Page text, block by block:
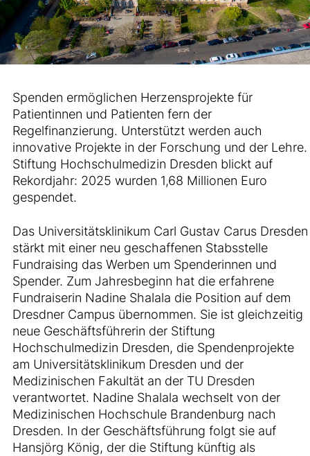
Spenden ermöglichen Herzensprojekte für
Patientinnen und Patienten fern der
Regelfinanzierung. Unterstützt werden auch
innovative Projekte in der Forschung und der Lehre.
Stiftung Hochschulmedizin Dresden blickt auf
Rekordjahr: 2025 wurden 1,68 Millionen Euro
gespendet.
Das Universitätsklinikum Carl Gustav Carus Dresden
stärkt mit einer neu geschaffenen Stabsstelle
Fundraising das Werben um Spenderinnen und
Spender. Zum Jahresbeginn hat die erfahrene
Fundraiserin Nadine Shalala die Position auf dem
Dresdner Campus übernommen. Sie ist gleichzeitig
neue Geschäftsführerin der Stiftung
Hochschulmedizin Dresden, die Spendenprojekte
am Universitätsklinikum Dresden und der
Medizinischen Fakultät an der TU Dresden
verantwortet. Nadine Shalala wechselt von der
Medizinischen Hochschule Brandenburg nach
Dresden. In der Geschäftsführung folgt sie auf
Hansjörg König, der die Stiftung künftig als